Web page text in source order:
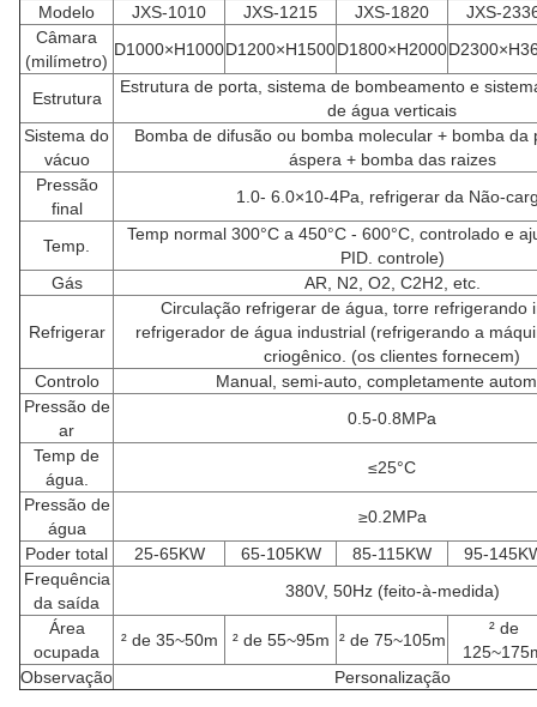
Modelo
JXS-1010 JXS-1215 JXS-1820
JXS-
Câmara
(milímetro)
D1000×H1000D1200×H1500D1800×H2000
Estrutura
Estrutura de porta, sistema de bombeamento e
de água verticais
Sistema do
vácuo
Bomba de difusão ou bomba molecular + bomba da
áspera + bomba das raizes
Pressão
final
1.0- 6.0×10-4Pa, refrigerar da Não-
Temp.
Temp normal 300°C a 450°C - 600°C, controlado e
PID. controle)
Gás
AR, N2, O2, C2H2, etc.
Refrigerar
Circulação refrigerar de água, torre refrigerando
refrigerador de água industrial (refrigerando a
criogênico. (os clientes fornecem)
Controlo
Manual, semi-auto, completamente
Pressão de
ar
0.5-0.8MPa
Temp de
água.
≤25°C
Pressão de
água
≥0.2MPa
Poder total
25-65KW 65-105KW 85-115KW
95-
Frequência
da saída
380V, 50Hz (feito-à-medida)
Área
ocupada
² de 35~50m ² de 55~95m ² de 75~105m
² de
Observação
Personalização